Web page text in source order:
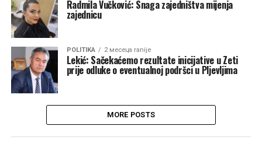
Radmila Vučković: Snaga zajedništva mijenja
zajednicu
POLITIKA 2 месеца ranije
Lekić: Sačekaćemo rezultate inicijative u Zeti
prije odluke o eventualnoj podršci u Pljevljima
MORE POSTS